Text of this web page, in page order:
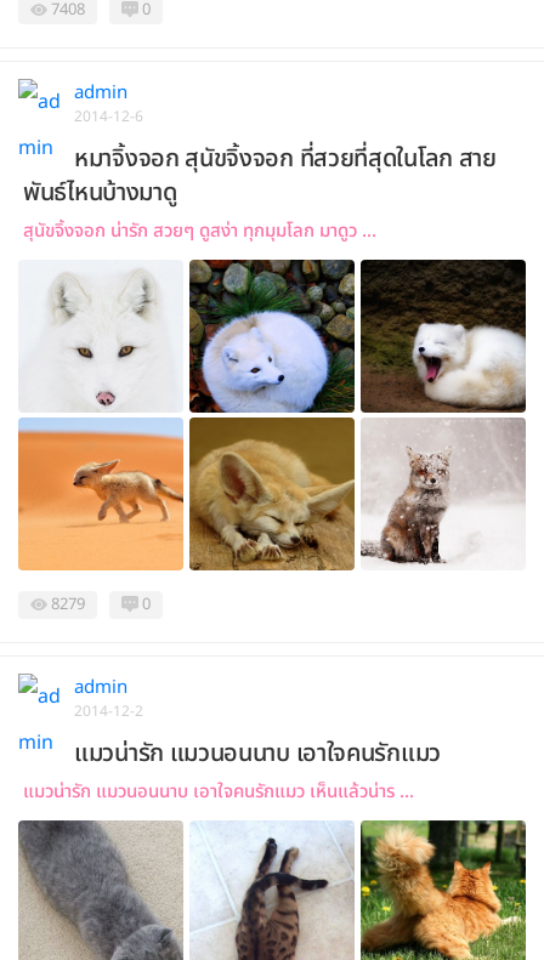
7408 0
admin
2014-12-6
หมาจิ้งจอก สุนัขจิ้งจอก ที่สวยที่สุดในโลก สาย
พันธ์ไหนบ้างมาดู
สุนัขจิ้งจอก น่ารัก สวยๆ ดูสง่า ทุกมุมโลก มาดูว ...
8279 0
admin
2014-12-2
แมวน่ารัก แมวนอนนาบ เอาใจคนรักแมว
แมวน่ารัก แมวนอนนาบ เอาใจคนรักแมว เห็นแล้วน่าร ...